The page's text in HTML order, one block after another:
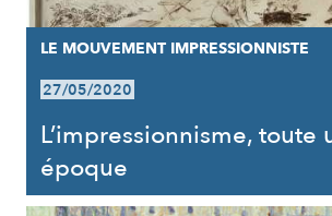
LE MOUVEMENT IMPRESSIONNISTE
27/05/2020
L’impressionnisme, toute
époque